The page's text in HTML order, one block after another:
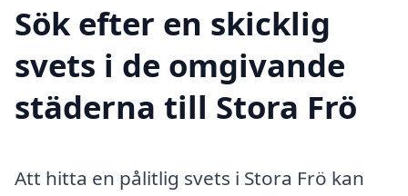
Sök efter en skicklig
svets i de omgivande
städerna till Stora Frö
Att hitta en pålitlig svets i Stora Frö kan